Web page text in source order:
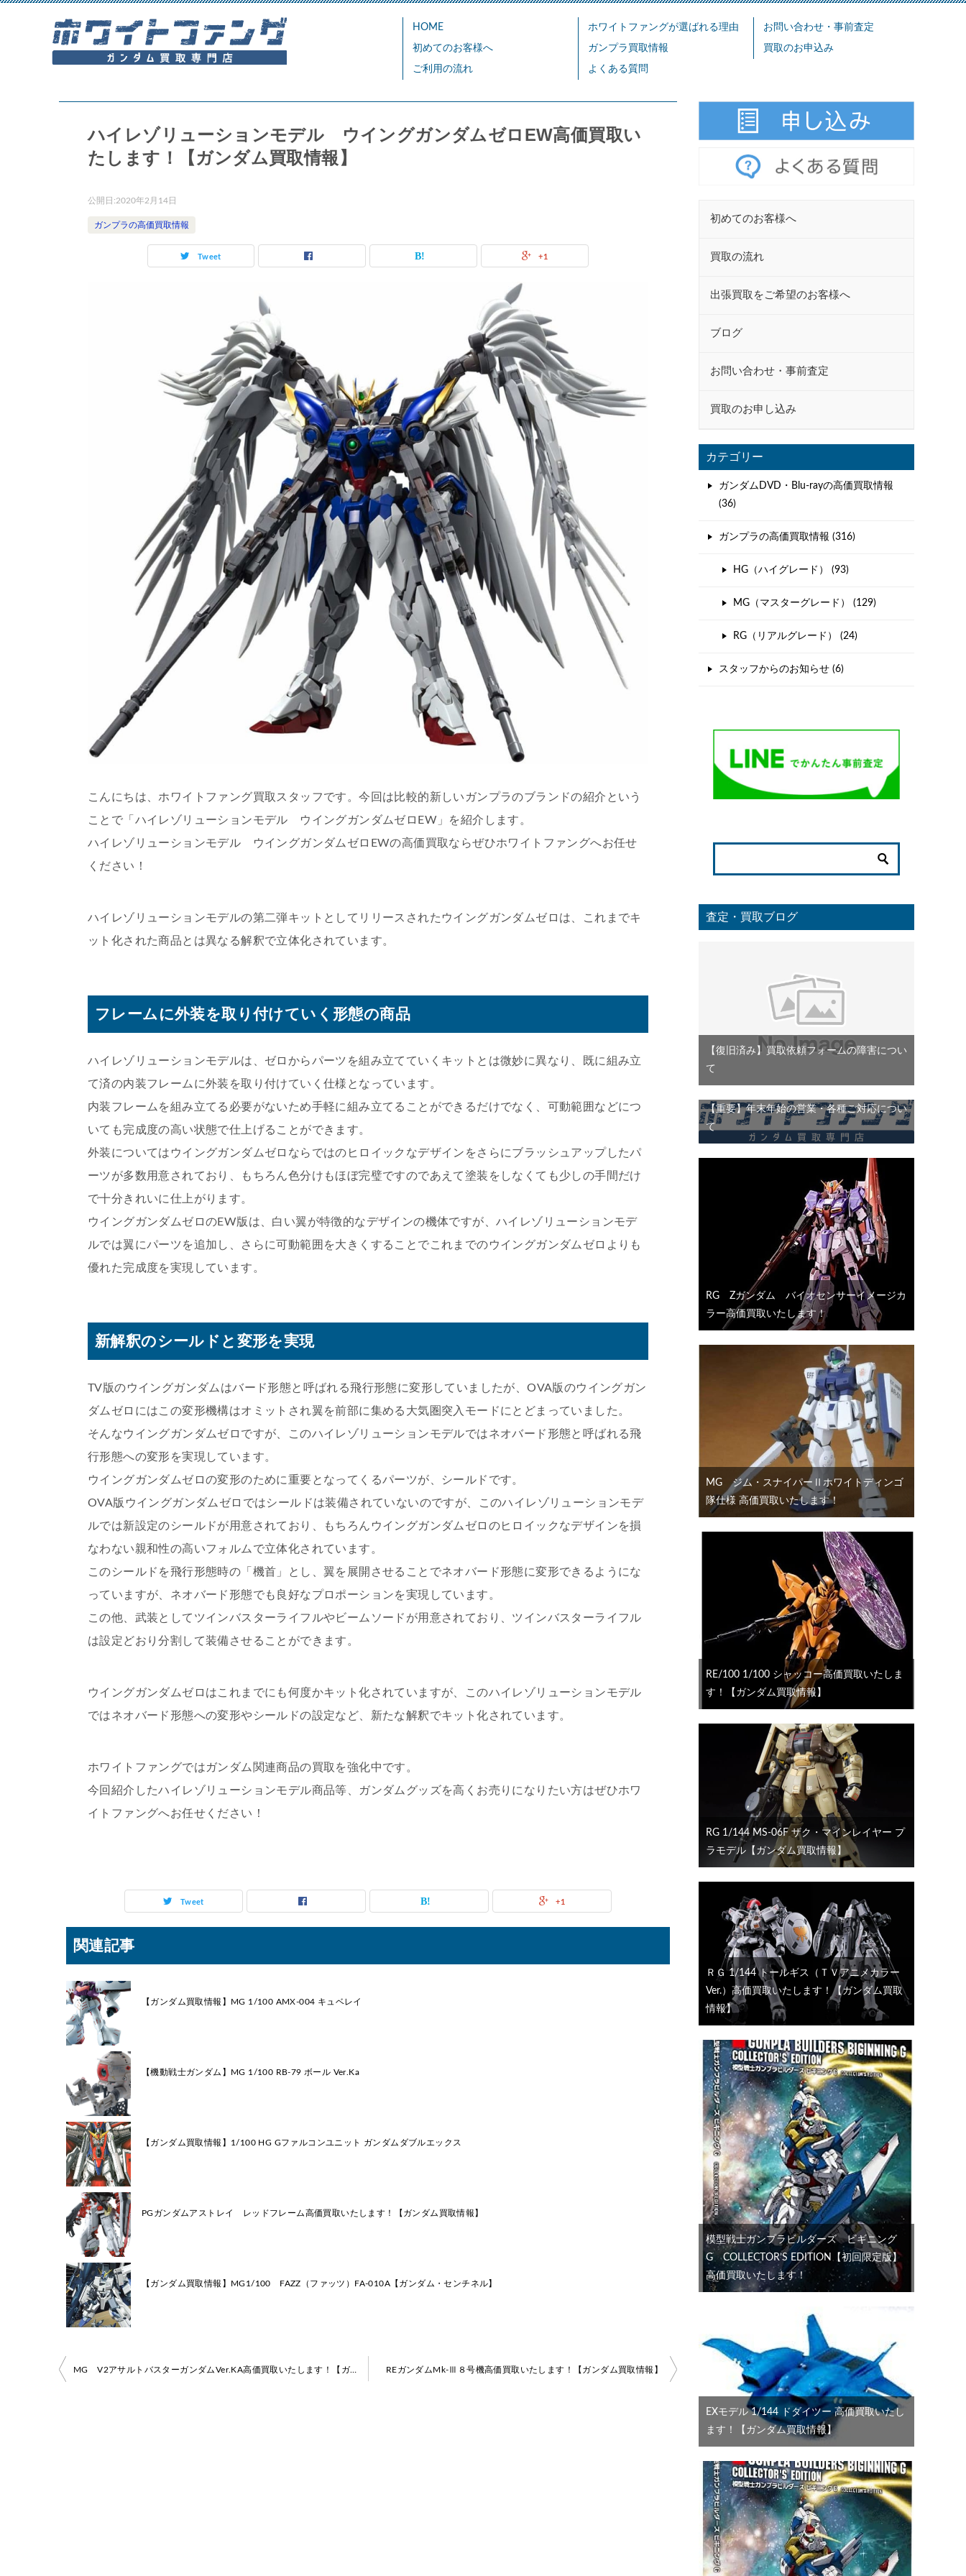
HOME
初めてのお客様へ
ご利用の流れ
ホワイトファングが選ばれる理由
ガンプラ買取情報
よくある質問
お問い合わせ・事前査定
買取のお申込み
ハイレゾリューションモデル ウイングガンダムゼロEW高価買取い
たします！【ガンダム買取情報】
公開日:2020年2月14日
ガンプラの高価買取情報
Tweet +1
こんにちは、ホワイトファング買取スタッフです。今回は比較的新しいガンプラのブランドの紹介という
ことで「ハイレゾリューションモデル ウイングガンダムゼロEW」を紹介します。
ハイレゾリューションモデル ウイングガンダムゼロEWの高価買取ならぜひホワイトファングへお任せ
ください！
ハイレゾリューションモデルの第二弾キットとしてリリースされたウイングガンダムゼロは、これまでキ
ット化された商品とは異なる解釈で立体化されています。
フレームに外装を取り付けていく形態の商品
ハイレゾリューションモデルは、ゼロからパーツを組み立てていくキットとは微妙に異なり、既に組み立
て済の内装フレームに外装を取り付けていく仕様となっています。
内装フレームを組み立てる必要がないため手軽に組み立てることができるだけでなく、可動範囲などにつ
いても完成度の高い状態で仕上げることができます。
外装についてはウイングガンダムゼロならではのヒロイックなデザインをさらにブラッシュアップしたパ
ーツが多数用意されており、もちろん色分けもほぼ完璧ですのであえて塗装をしなくても少しの手間だけ
で十分きれいに仕上がります。
ウイングガンダムゼロのEW版は、白い翼が特徴的なデザインの機体ですが、ハイレゾリューションモデ
ルでは翼にパーツを追加し、さらに可動範囲を大きくすることでこれまでのウイングガンダムゼロよりも
優れた完成度を実現しています。
新解釈のシールドと変形を実現
TV版のウイングガンダムはバード形態と呼ばれる飛行形態に変形していましたが、OVA版のウイングガン
ダムゼロにはこの変形機構はオミットされ翼を前部に集める大気圏突入モードにとどまっていました。
そんなウイングガンダムゼロですが、このハイレゾリューションモデルではネオバード形態と呼ばれる飛
行形態への変形を実現しています。
ウイングガンダムゼロの変形のために重要となってくるパーツが、シールドです。
OVA版ウイングガンダムゼロではシールドは装備されていないのですが、このハイレゾリューションモデ
ルでは新設定のシールドが用意されており、もちろんウイングガンダムゼロのヒロイックなデザインを損
なわない親和性の高いフォルムで立体化されています。
このシールドを飛行形態時の「機首」とし、翼を展開させることでネオバード形態に変形できるようにな
っていますが、ネオバード形態でも良好なプロポーションを実現しています。
この他、武装としてツインバスターライフルやビームソードが用意されており、ツインバスターライフル
は設定どおり分割して装備させることができます。
ウイングガンダムゼロはこれまでにも何度かキット化されていますが、このハイレゾリューションモデル
ではネオバード形態への変形やシールドの設定など、新たな解釈でキット化されています。
ホワイトファングではガンダム関連商品の買取を強化中です。
今回紹介したハイレゾリューションモデル商品等、ガンダムグッズを高くお売りになりたい方はぜひホワ
イトファングへお任せください！
Tweet +1
関連記事
【ガンダム買取情報】MG 1/100 AMX-004 キュベレイ
【機動戦士ガンダム】MG 1/100 RB-79 ボール Ver.Ka
【ガンダム買取情報】1/100 HG Gファルコンユニット ガンダムダブルエックス
PGガンダムアストレイ レッドフレーム高価買取いたします！【ガンダム買取情報】
【ガンダム買取情報】MG1/100 FAZZ（ファッツ）FA-010A【ガンダム・センチネル】
投
MG V2アサルトバスターガンダムVer.KA高価買取いたします！【ガンダム買取情報】 REガンダムMk-Ⅲ８号機高価買取いたします！【ガンダム買取情報】
初めてのお客様へ
買取の流れ
出張買取をご希望のお客様へ
ブログ
お問い合わせ・事前査定
買取のお申し込み
カテゴリー
ガンダムDVD・Blu-rayの高価買取情報
(36)
ガンプラの高価買取情報 (316)
HG（ハイグレード） (93)
MG（マスターグレード） (129)
RG（リアルグレード） (24)
スタッフからのお知らせ (6)
査定・買取ブログ
【復旧済み】買取依頼フォームの障害につい
て
【重要】年末年始の営業・各種ご対応につい
て
RG Ζガンダム バイオセンサーイメージカ
ラー高価買取いたします！
MG ジム・スナイパーⅡホワイトディンゴ
隊仕様 高価買取いたします！
RE/100 1/100 シャッコー高価買取いたしま
す！【ガンダム買取情報】
RG 1/144 MS-06F ザク・マインレイヤー プ
ラモデル【ガンダム買取情報】
ＲＧ 1/144 トールギス（ＴＶアニメカラー
Ver.）高価買取いたします！【ガンダム買取
情報】
模型戦士ガンプラビルダーズ ビギニング
G COLLECTOR’S EDITION【初回限定版】
高価買取いたします！
EXモデル 1/144 ドダイツー 高価買取いたし
ます！【ガンダム買取情報】